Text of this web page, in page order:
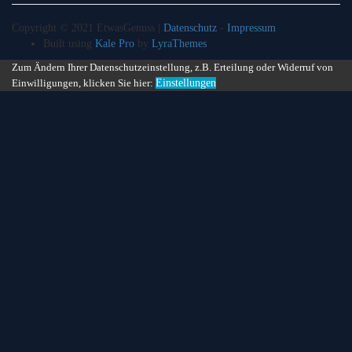
Copyright © 2021 EtwasGenuss | Datenschutz - Impressum
Built using Kale Pro by LyraThemes
Zum Ändern Ihrer Datenschutzeinstellung, z.B. Erteilung oder Widerruf von
Einwilligungen, klicken Sie hier: Einstellungen